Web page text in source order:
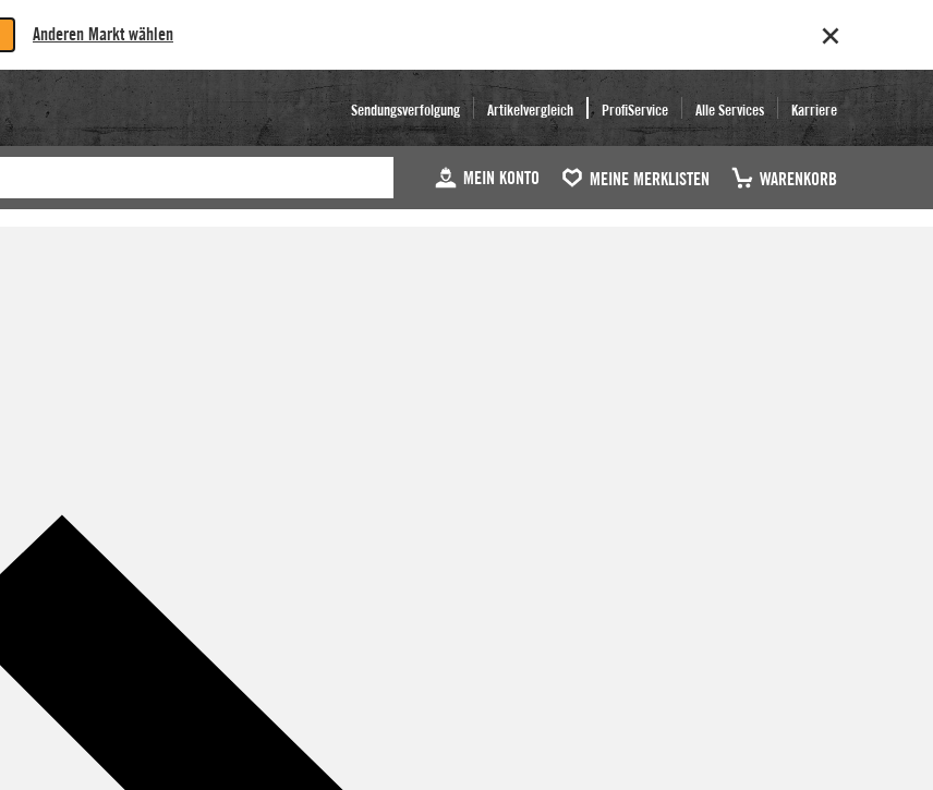
Anderen Markt wählen
Sendungsverfolgung Artikelvergleich ProfiService Alle Services Karriere
MEIN KONTO MEINE MERKLISTEN WARENKORB